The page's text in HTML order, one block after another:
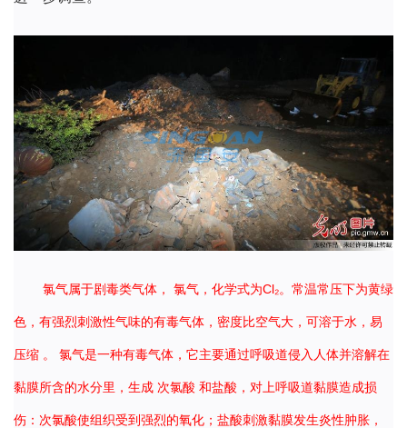
氯气属于剧毒类气体， 氯气，化学式为Cl₂。常温常压下为黄绿
色，有强烈刺激性气味的有毒气体，密度比空气大，可溶于水，易
压缩 。 氯气是一种有毒气体，它主要通过呼吸道侵入人体并溶解在
黏膜所含的水分里，生成 次氯酸 和盐酸，对上呼吸道黏膜造成损
伤：次氯酸使组织受到强烈的氧化；盐酸刺激黏膜发生炎性肿胀，